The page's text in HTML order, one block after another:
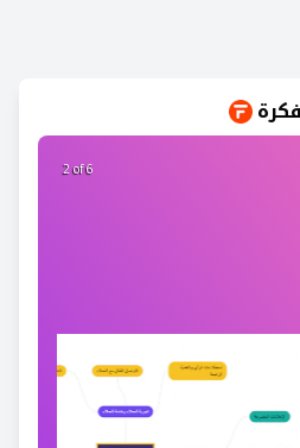
فكرة
2 of 6